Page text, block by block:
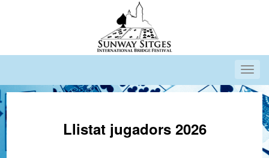
Llistat jugadors 2026